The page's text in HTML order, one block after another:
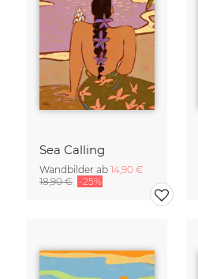
Sea Calling
Wandbilder ab 14,90 €
18,90 € -25%